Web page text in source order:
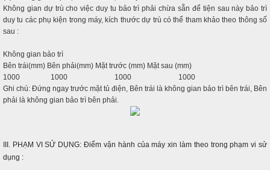
Không gian dự trù cho việc duy tu bảo trì phải chừa sẵn để tiện sau này bảo trì
duy tu các phụ kiện trong máy, kích thước dự trù có thể tham khảo theo thông số
sau :
Không gian bảo trì
Bên trái(mm) Bên phải(mm) Mặt trước (mm) Mặt sau (mm)
1000 1000 1000 1000
Ghi chú: Đứng ngay trước mặt tủ điện, Bên trái là không gian bảo trì bên trái, Bên
phải là không gian bảo trì bên phải.
III. PHẠM VI SỬ DỤNG: Điểm vận hành của máy xin làm theo trong phạm vi sử
dụng :